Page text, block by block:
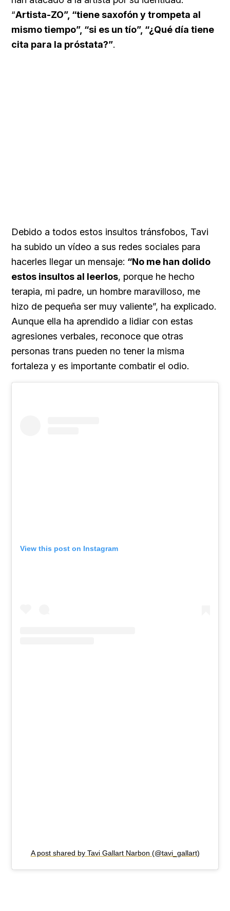
“Artista-ZO”, “tiene saxofón y trompeta al
mismo tiempo”, “si es un tío”, “¿Qué día tiene
cita para la próstata?”.
Debido a todos estos insultos tránsfobos, Tavi
ha subido un vídeo a sus redes sociales para
hacerles llegar un mensaje: “No me han dolido
estos insultos al leerlos, porque he hecho
terapia, mi padre, un hombre maravilloso, me
hizo de pequeña ser muy valiente”, ha explicado.
Aunque ella ha aprendido a lidiar con estas
agresiones verbales, reconoce que otras
personas trans pueden no tener la misma
fortaleza y es importante combatir el odio.
View this post on Instagram
A post shared by Tavi Gallart Narbon (@tavi_gallart)